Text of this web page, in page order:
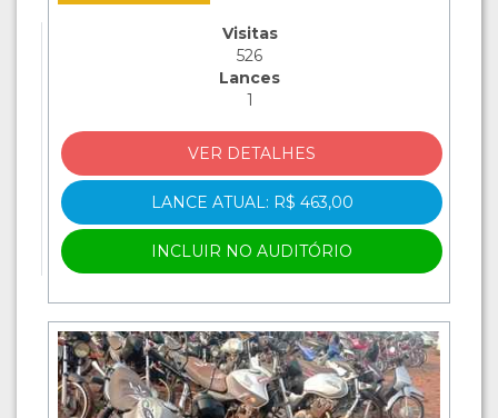
Visitas
526
Lances
1
VER DETALHES
LANCE ATUAL: R$ 463,00
INCLUIR NO AUDITÓRIO